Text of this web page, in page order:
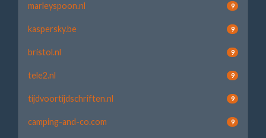
marleyspoon.nl 9
kaspersky.be 9
bristol.nl 9
tele2.nl 9
tijdvoortijdschriften.nl 9
camping-and-co.com 9